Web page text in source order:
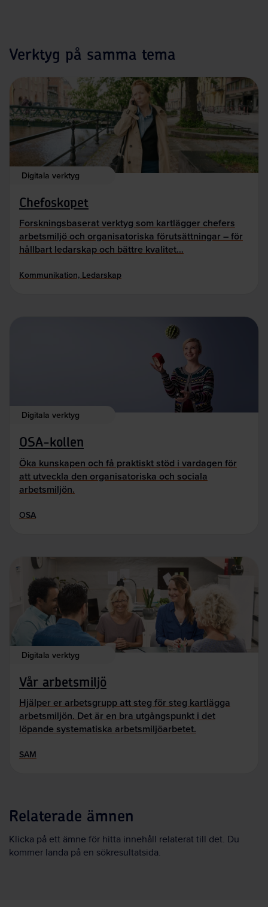
Verktyg på samma tema
Digitala verktyg
Chefoskopet
Forskningsbaserat verktyg som kartlägger chefers
arbetsmiljö och organisatoriska förutsättningar – för
hållbart ledarskap och bättre kvalitet…
Kommunikation, Ledarskap
Digitala verktyg
OSA-kollen
Öka kunskapen och få praktiskt stöd i vardagen för
att utveckla den organisatoriska och sociala
arbetsmiljön.
OSA
Digitala verktyg
Vår arbetsmiljö
Hjälper er arbetsgrupp att steg för steg kartlägga
arbetsmiljön. Det är en bra utgångspunkt i det
löpande systematiska arbetsmiljöarbetet.
SAM
Relaterade ämnen
Klicka på ett ämne för hitta innehåll relaterat till det. Du
kommer landa på en sökresultatsida.